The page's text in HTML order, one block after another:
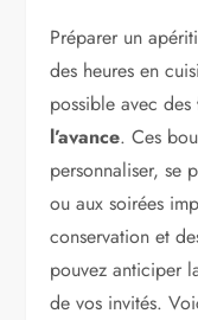
Préparer un
des heures en
possible avec des
l’avance. Ces
personnaliser, se
ou aux soirées
conservation et
pouvez anticiper
de vos invités.